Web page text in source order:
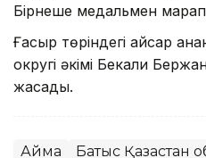
Бірнеше медальмен
Ғасыр төріндегі қайсар
округі әкімі Бекқали
жасады.
Аймақ Батыс Қазақстан